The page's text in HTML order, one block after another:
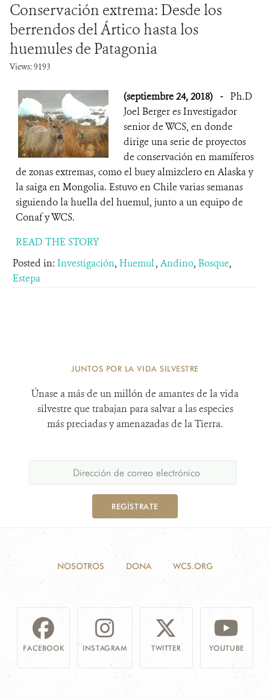
Conservación extrema: Desde los
berrendos del Ártico hasta los
huemules de Patagonia
Views: 9193
(septiembre 24, 2018) - Ph.D
Joel Berger es Investigador
senior de WCS, en donde
dirige una serie de proyectos
de conservación en mamíferos
de zonas extremas, como el buey almizclero en Alaska y
la saiga en Mongolia. Estuvo en Chile varias semanas
siguiendo la huella del huemul, junto a un equipo de
Conaf y WCS.
READ THE STORY
Posted in: Investigación, Huemul, Andino, Bosque,
Estepa
JUNTOS POR LA VIDA SILVESTRE
Únase a más de un millón de amantes de la vida
silvestre que trabajan para salvar a las especies
más preciadas y amenazadas de la Tierra.
REGÍSTRATE
NOSOTROS DONA WCS.ORG
FACEBOOK INSTAGRAM TWITTER YOUTUBE